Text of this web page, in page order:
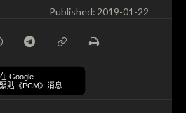
Published:2019-01-22
在 Google
緊貼《PCM》消息